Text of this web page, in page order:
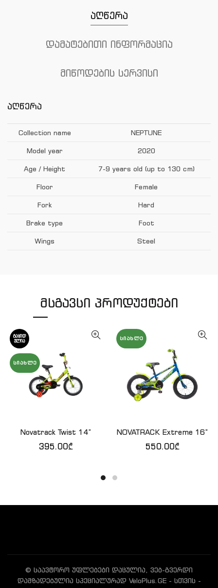
აღწერა
დამატებითი ინფორმაცია
მიწოდების სერვისი
აღწერა
Collection name NEPTUNE
Model year 2020
Age / Height 7-9 years old (up to 130 cm)
Floor Female
Fork Hard
Brake type Foot
Wings Steel
ᲛᲡᲒᲐᲕᲡᲘ ᲞᲠᲝᲓᲣᲥᲢᲔᲑᲘ
ᲒᲐᲧᲘᲓ
ᲣᲚᲘᲐ
ᲡᲘᲐᲮᲚᲔ
ᲕᲠᲪᲚᲐᲓ
Novatrack Twist 14”
395.00₾
ᲡᲘᲐᲮᲚᲔ
ᲙᲐᲚᲐᲗᲐᲨᲘ ᲓᲐᲛᲐᲢᲔᲑᲐ
NOVATRACK Extreme 16”
550.00₾
© საავტორო უფლებები დაცულია, ვებ-გვერდი
დამზადებულია სპეციალურად VeloPlus.GE - სთვის -